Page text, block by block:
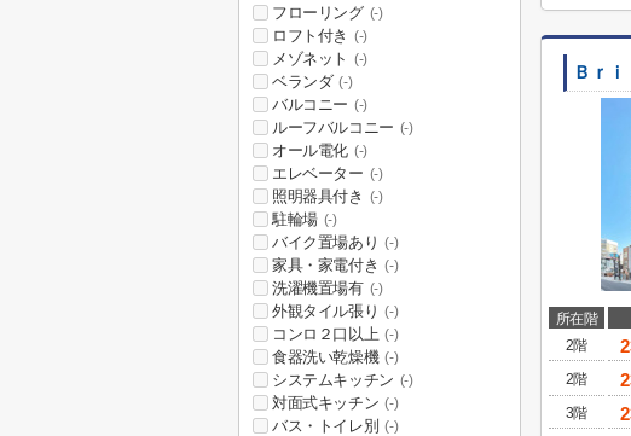
Ｂｒ
所在階
2階
2階
3階
フローリング (-)
ロフト付き (-)
メゾネット (-)
ベランダ (-)
バルコニー (-)
ルーフバルコニー (-)
オール電化 (-)
エレベーター (-)
照明器具付き (-)
駐輪場 (-)
バイク置場あり (-)
家具・家電付き (-)
洗濯機置場有 (-)
外観タイル張り (-)
コンロ２口以上 (-)
食器洗い乾燥機 (-)
システムキッチン (-)
対面式キッチン (-)
バス・トイレ別 (-)